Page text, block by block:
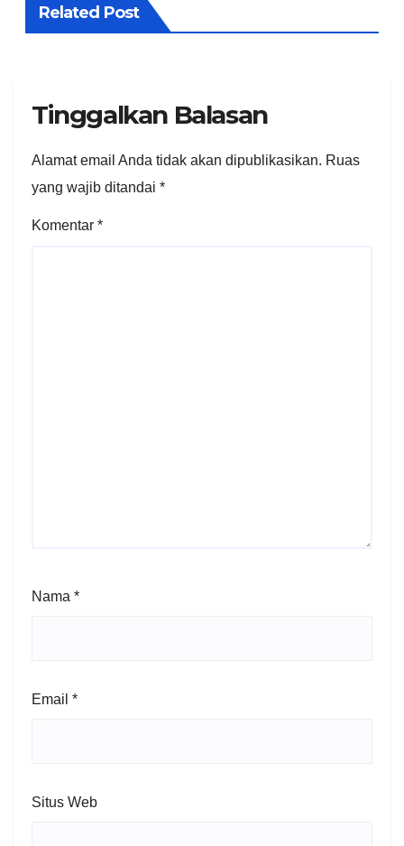
Related Post
Tinggalkan Balasan
Alamat email Anda tidak akan dipublikasikan. Ruas
yang wajib ditandai *
Komentar *
Nama *
Email *
Situs Web